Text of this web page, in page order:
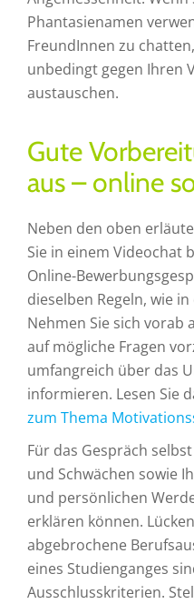
Phantasienamen
FreundInnen zu
unbedingt gegen Ihren
austauschen.
Gute
aus – online
Neben den oben
Sie in einem Videochat
Online-
dieselben Regeln, wie
Nehmen Sie sich vorab
auf mögliche Fragen
umfangreich über das
informieren. Lesen Sie
zum Thema
Für das Gespräch
und Schwächen sowie
und persönlichen
erklären können.
abgebrochene
eines Studienganges
Ausschlusskriterien.